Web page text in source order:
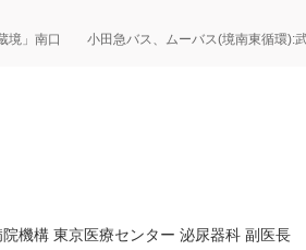
境」南口 小田急バス、ムーバス(境南東循環):
機構 東京医療センター 泌尿器科 副医長